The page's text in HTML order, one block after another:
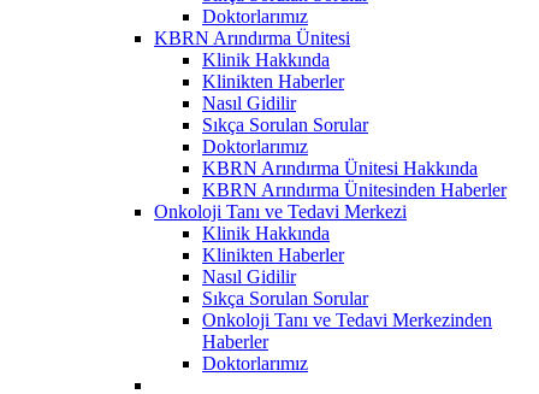
Doktorlarımız
KBRN Arındırma Ünitesi
Klinik Hakkında
Klinikten Haberler
Nasıl Gidilir
Sıkça Sorulan Sorular
Doktorlarımız
KBRN Arındırma Ünitesi Hakkında
KBRN Arındırma Ünitesinden Haberler
Onkoloji Tanı ve Tedavi Merkezi
Klinik Hakkında
Klinikten Haberler
Nasıl Gidilir
Sıkça Sorulan Sorular
Onkoloji Tanı ve Tedavi Merkezinden
Haberler
Doktorlarımız